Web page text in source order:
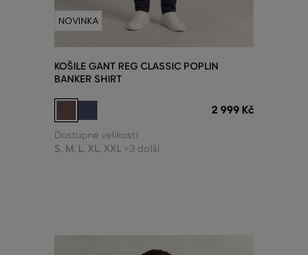
NOVINKA
KOŠILE GANT REG CLASSIC POPLIN
BANKER SHIRT
2 999 Kč
Dostupné velikosti:
S, M, L, XL, XXL +3 další